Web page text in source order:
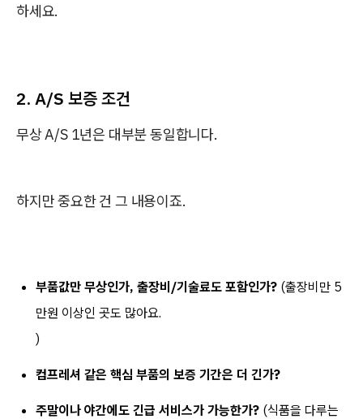
하세요.
2. A/S 보증 조건
무상 A/S 1년은 대부분 동일합니다.
하지만 중요한 건 그 내용이죠.
부품값만 무상인가, 출장비/기술료도 포함인가? (출장비만 5
만원 이상인 곳도 많아요.
)
컴프레셔 같은 핵심 부품의 보증 기간은 더 긴가?
주말이나 야간에도 긴급 서비스가 가능한가? (식품을 다루는